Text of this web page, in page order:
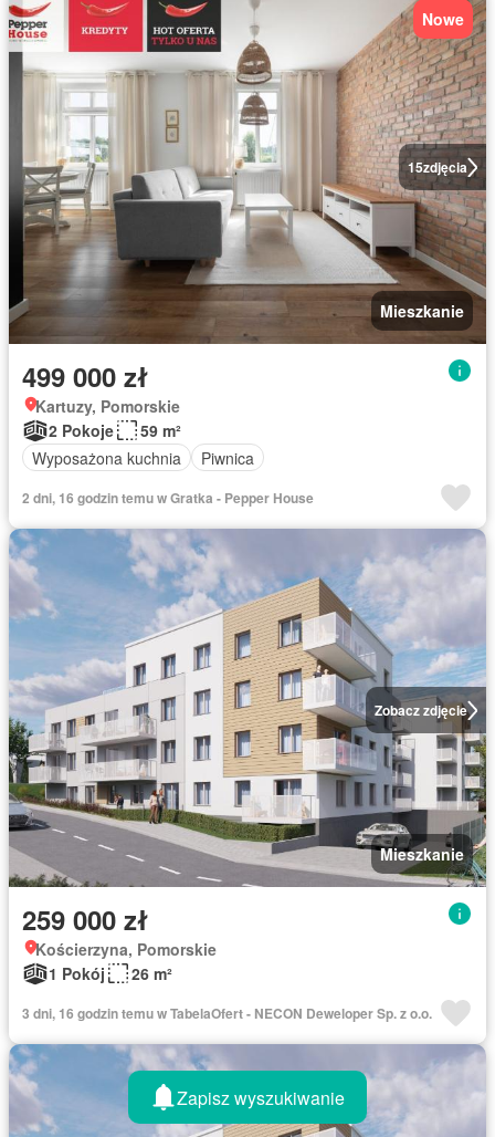
15zdjęcia
Nowe
Mieszkanie
499 000 zł
Kartuzy, Pomorskie
2 Pokoje
59 m²
Wyposażona kuchnia
Piwnica
2 dni, 16 godzin temu w Gratka - Pepper House
Zobacz zdjęcie
Mieszkanie
259 000 zł
Kościerzyna, Pomorskie
1 Pokój
26 m²
3 dni, 16 godzin temu w TabelaOfert - NECON Deweloper Sp. z o.o.
Zapisz wyszukiwanie